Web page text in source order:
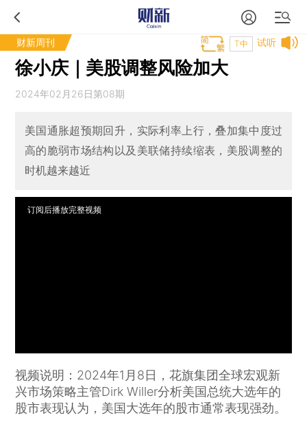
财新周刊 试听
T中
徐小庆｜美股调整风险加大
2024年02月26日第08期
美国通胀超预期回升，实际利率上行，叠加集中度过
高的脆弱市场结构以及美联储持续缩表，美股调整的
时机越来越近
订阅后播放完整视频
视频说明：2024年1月8日，花旗集团全球宏观新
兴市场策略主管Dirk Willer分析美国总统大选年的
股市表现认为，美国大选年的股市通常表现强劲。